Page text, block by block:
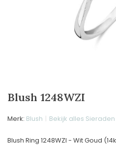
Blush 1248WZI
Merk: Blush Bekijk alles Sieraden
Blush Ring 1248WZI - Wit Goud